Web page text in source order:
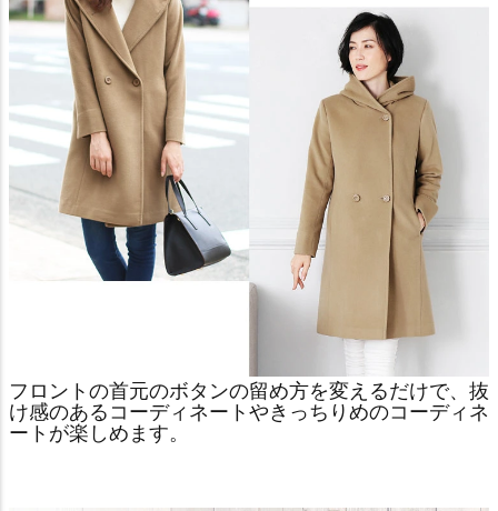
フロントの首元のボタンの留め方を変えるだけで、抜
け感のあるコーディネートやきっちりめのコーディネ
ートが楽しめます。